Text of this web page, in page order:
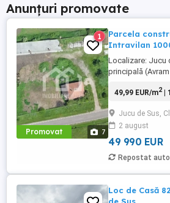
Anunțuri promovate
Promovat 7
1
Parcela
Intravilan
Localizare: Jucu
principală
urbanism de
regulată, ideal
Amplasat chiar
acces excelent ...
49,99 EUR/m2|
Jucu de Sus,
2 august
49 990 EUR
Repostat
Loc de Casă